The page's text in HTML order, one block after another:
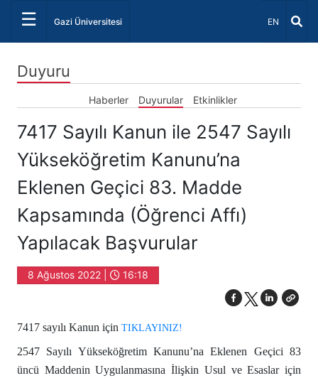
☰ Gazi Üniversitesi Dil Seçiniz
EN
Duyuru
Haberler Duyurular Etkinlikler
7417 Sayılı Kanun ile 2547 Sayılı
Yükseköğretim Kanunu’na
Eklenen Geçici 83. Madde
Kapsamında (Öğrenci Affı)
Yapılacak Başvurular
8 Ağustos 2022 | 16:18
7417 sayılı Kanun için TIKLAYINIZ!
2547 Sayılı Yükseköğretim Kanunu’na Eklenen Geçici 83
üncü Maddenin Uygulanmasına İlişkin Usul ve Esaslar için